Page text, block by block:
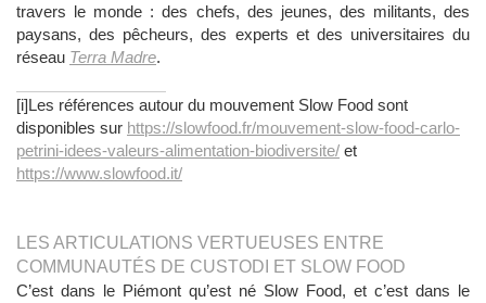
travers le monde : des chefs, des jeunes, des militants, des
paysans, des pêcheurs, des experts et des universitaires du
réseau Terra Madre.
[i]Les références autour du mouvement Slow Food sont
disponibles sur https://slowfood.fr/mouvement-slow-food-carlo-
petrini-idees-valeurs-alimentation-biodiversite/ et
https://www.slowfood.it/
LES ARTICULATIONS VERTUEUSES ENTRE
COMMUNAUTÉS DE CUSTODI ET SLOW FOOD
C’est dans le Piémont qu’est né Slow Food, et c’est dans le